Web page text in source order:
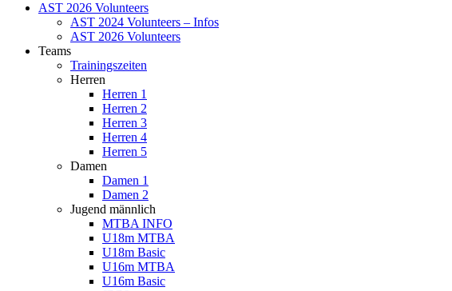
AST 2026 Volunteers
AST 2024 Volunteers – Infos
AST 2026 Volunteers
Teams
Trainingszeiten
Herren
Herren 1
Herren 2
Herren 3
Herren 4
Herren 5
Damen
Damen 1
Damen 2
Jugend männlich
MTBA INFO
U18m MTBA
U18m Basic
U16m MTBA
U16m Basic